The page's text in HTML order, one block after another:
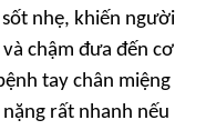
nhẹ, khiến người
chậm đưa đến cơ
tay chân miệng
rất nhanh nếu